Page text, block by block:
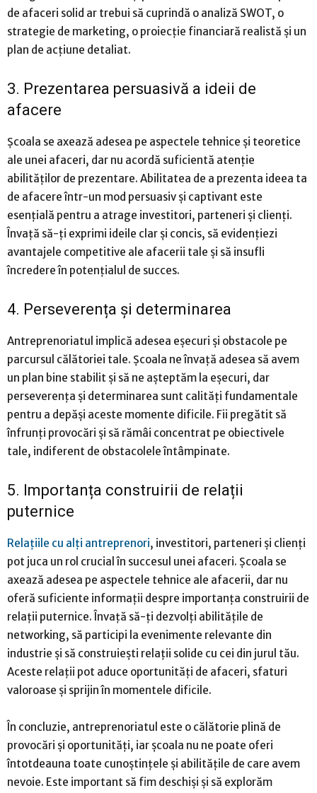
de afaceri solid ar trebui să cuprindă o analiză SWOT, o
strategie de marketing, o proiecție financiară realistă și un
plan de acțiune detaliat.
3. Prezentarea persuasivă a ideii de
afacere
Școala se axează adesea pe aspectele tehnice și teoretice
ale unei afaceri, dar nu acordă suficientă atenție
abilităților de prezentare. Abilitatea de a prezenta ideea ta
de afacere într-un mod persuasiv și captivant este
esențială pentru a atrage investitori, parteneri și clienți.
Învață să-ți exprimi ideile clar și concis, să evidențiezi
avantajele competitive ale afacerii tale și să insufli
încredere în potențialul de succes.
4. Perseverența și determinarea
Antreprenoriatul implică adesea eșecuri și obstacole pe
parcursul călătoriei tale. Școala ne învață adesea să avem
un plan bine stabilit și să ne așteptăm la eșecuri, dar
perseverența și determinarea sunt calități fundamentale
pentru a depăși aceste momente dificile. Fii pregătit să
înfrunți provocări și să rămâi concentrat pe obiectivele
tale, indiferent de obstacolele întâmpinate.
5. Importanța construirii de relații
puternice
Relațiile cu alți antreprenori, investitori, parteneri și clienți
pot juca un rol crucial în succesul unei afaceri. Școala se
axează adesea pe aspectele tehnice ale afacerii, dar nu
oferă suficiente informații despre importanța construirii de
relații puternice. Învață să-ți dezvolți abilitățile de
networking, să participi la evenimente relevante din
industrie și să construiești relații solide cu cei din jurul tău.
Aceste relații pot aduce oportunități de afaceri, sfaturi
valoroase și sprijin în momentele dificile.
În concluzie, antreprenoriatul este o călătorie plină de
provocări și oportunități, iar școala nu ne poate oferi
întotdeauna toate cunoștințele și abilitățile de care avem
nevoie. Este important să fim deschiși și să explorăm